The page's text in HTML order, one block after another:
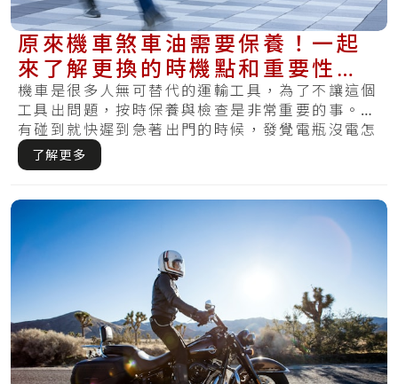
原來機車煞車油需要保養！一起
來了解更換的時機點和重要性，
使你不會又煞不住
機車是很多人無可替代的運輸工具，為了不讓這個
工具出問題，按時保養與檢查是非常重要的事。你
有碰到就快遲到急著出門的時候，發覺電瓶沒電怎
麼樣.....
了解更多